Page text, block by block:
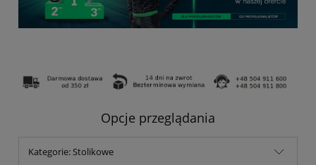
Opcje przeglądania
Kategorie: Stolikowe